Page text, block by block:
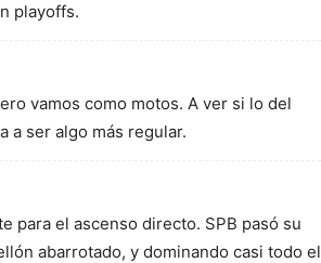
playoffs.
vamos como motos. A ver si lo del
a ser algo más regular.
para el ascenso directo. SPB pasó su
abarrotado, y dominando casi todo el